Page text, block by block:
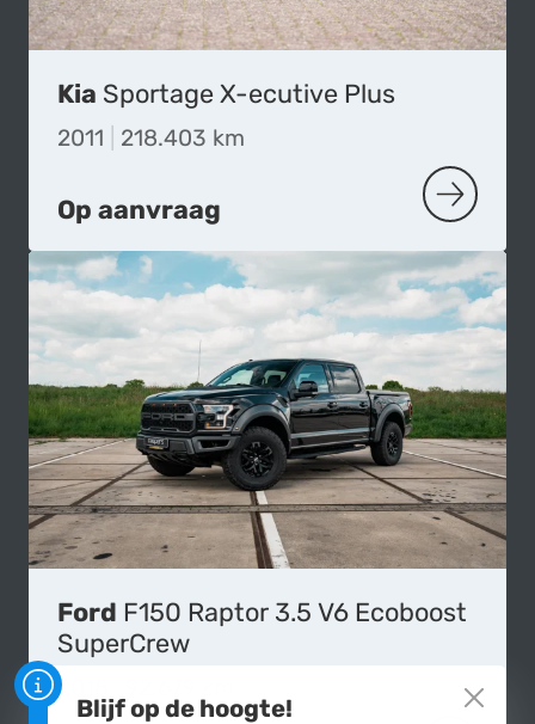
Kia Sportage X-ecutive Plus
2011 218.403 km
Op aanvraag MEER
Ford F150 Raptor 3.5 V6 Ecoboost
SuperCrew
2018
Blijf op de hoogte!